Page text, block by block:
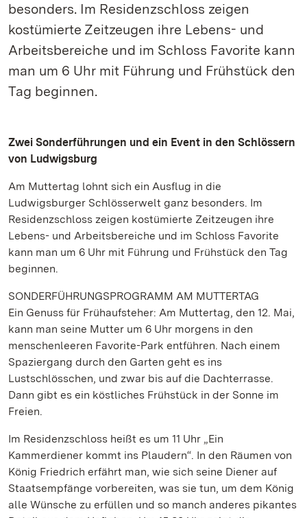
besonders. Im Residenzschloss zeigen
kostümierte Zeitzeugen ihre Lebens- und
Arbeitsbereiche und im Schloss Favorite kann
man um 6 Uhr mit Führung und Frühstück den
Tag beginnen.
Zwei Sonderführungen und ein Event in den Schlössern
von Ludwigsburg
Am Muttertag lohnt sich ein Ausflug in die
Ludwigsburger Schlösserwelt ganz besonders. Im
Residenzschloss zeigen kostümierte Zeitzeugen ihre
Lebens- und Arbeitsbereiche und im Schloss Favorite
kann man um 6 Uhr mit Führung und Frühstück den Tag
beginnen.
SONDERFÜHRUNGSPROGRAMM AM MUTTERTAG
Ein Genuss für Frühaufsteher: Am Muttertag, den 12. Mai,
kann man seine Mutter um 6 Uhr morgens in den
menschenleeren Favorite-Park entführen. Nach einem
Spaziergang durch den Garten geht es ins
Lustschlösschen, und zwar bis auf die Dachterrasse.
Dann gibt es ein köstliches Frühstück in der Sonne im
Freien.
Im Residenzschloss heißt es um 11 Uhr „Ein
Kammerdiener kommt ins Plaudern“. In den Räumen von
König Friedrich erfährt man, wie sich seine Diener auf
Staatsempfänge vorbereiten, was sie tun, um dem König
alle Wünsche zu erfüllen und so manch anderes pikantes